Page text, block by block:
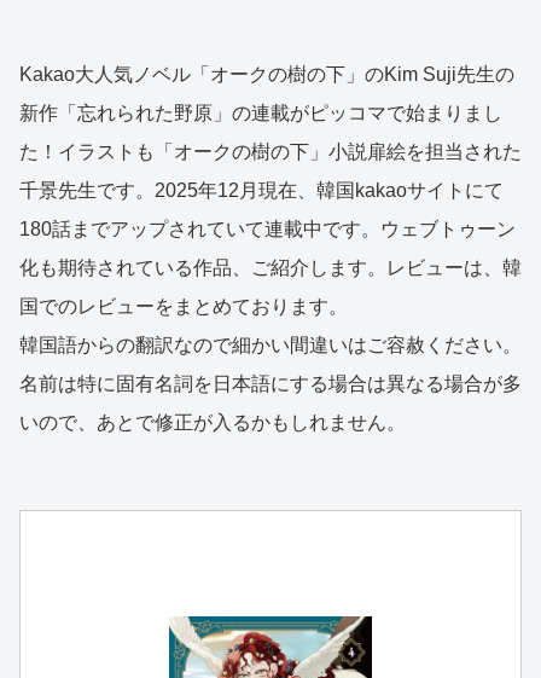
Kakao大人気ノベル「オークの樹の下」のKim Suji先生の
新作「忘れられた野原」の連載がピッコマで始まりまし
た！イラストも「オークの樹の下」小説扉絵を担当された
千景先生です。2025年12月現在、韓国kakaoサイトにて
180話までアップされていて連載中です。ウェブトゥーン
化も期待されている作品、ご紹介します。レビューは、韓
国でのレビューをまとめております。
韓国語からの翻訳なので細かい間違いはご容赦ください。
名前は特に固有名詞を日本語にする場合は異なる場合が多
いので、あとで修正が入るかもしれません。